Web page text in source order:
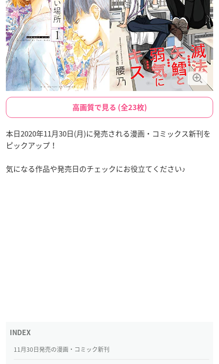
高画質で見る (全23枚)
本日2020年11月30日(月)に発売される漫画・コミックス新刊を
ピックアップ！
気になる作品や発売日のチェックにお役立てください♪
11月30日発売の漫画・コミック新刊